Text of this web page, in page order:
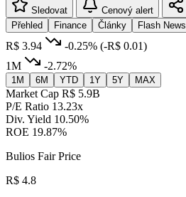
Sledovat
Cenový alert
Přehled
Finance Články Flash News
R$ 3.94 -0.25% (-R$ 0.01)
1M
-2.72%
1M 6M YTD 1Y 5Y MAX
Market Cap R$ 5.9B
P/E Ratio 13.23x
Div. Yield 10.50%
ROE 19.87%
Bulios Fair Price
R$ 4.8